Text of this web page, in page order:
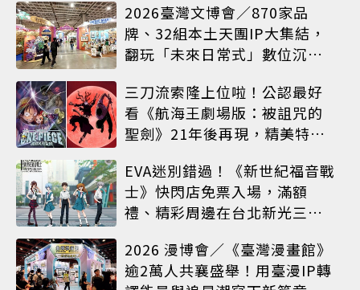
2026臺灣文博會／870家品
牌、32組本土天團IP大集結，
翻玩「未來日常式」數位沉浸
三刀流索隆上位啦！公認最好
看《航海王劇場版：被詛咒的
聖劍》21年後再現，精美特典
EVA迷別錯過！《新世紀福音戰
士》快閃店免票入場，滿額
禮、精彩周邊在台北新光三越
2026 漫博會／《臺灣漫畫館》
逾2萬人共襄盛舉！用臺漫IP轉